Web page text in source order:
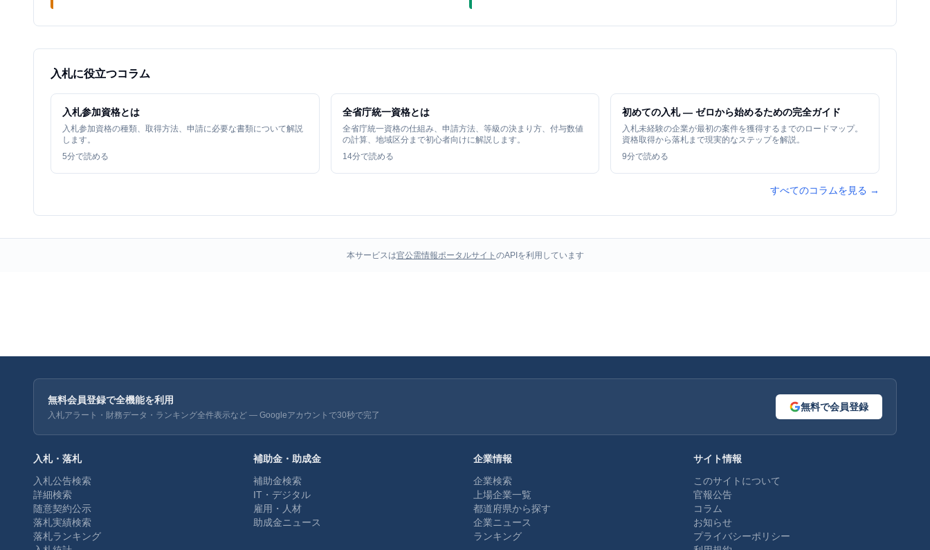
入札に役立つコラム
入札参加資格とは
入札参加資格の種類、取得方法、申請に必要な書類について解説
します。
5分で読める
全省庁統一資格とは
全省庁統一資格の仕組み、申請方法、等級の決まり方、付与数値
の計算、地域区分まで初心者向けに解説します。
14分で読める
初めての入札 — ゼロから始めるための完全ガイド
入札未経験の企業が最初の案件を獲得するまでのロードマップ。
資格取得から落札まで現実的なステップを解説。
9分で読める
すべてのコラムを見る →
本サービスは官公需情報ポータルサイト のAPIを利用しています
無料会員登録で全機能を利用
入札アラート・財務データ・ランキング全件表示など — Googleアカウントで30秒で完了
無料で会員登録
入札・落札
入札公告検索
詳細検索
随意契約公示
落札実績検索
落札ランキング
補助金・助成金
補助金検索
IT・デジタル
雇用・人材
助成金ニュース
企業情報
企業検索
上場企業一覧
都道府県から探す
企業ニュース
ランキング
サイト情報
このサイトについて
官報公告
コラム
お知らせ
プライバシーポリシー